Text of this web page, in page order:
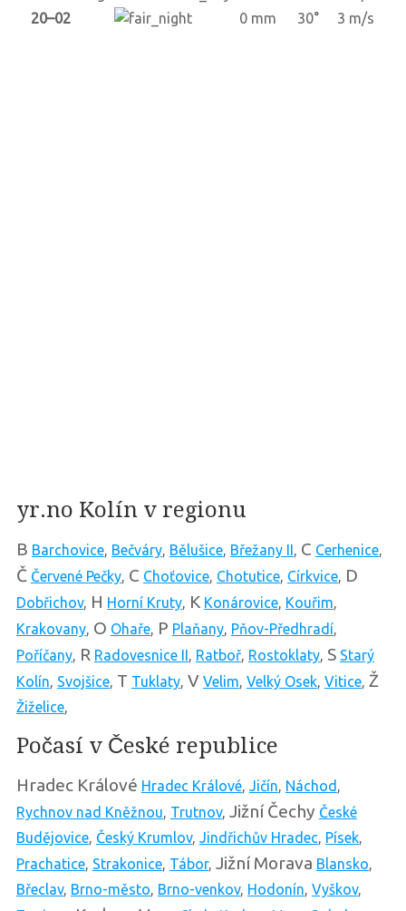
20–02
0 mm 30° 3 m/s
yr.no Kolín v regionu
B Barchovice, Bečváry, Bělušice, Břežany II, C Cerhenice,
Č Červené Pečky, C Choťovice, Chotutice, Církvice, D
Dobřichov, H Horní Kruty, K Konárovice, Kouřim,
Krakovany, O Ohaře, P Plaňany, Pňov-Předhradí,
Poříčany, R Radovesnice II, Ratboř, Rostoklaty, S Starý
Kolín, Svojšice, T Tuklaty, V Velim, Velký Osek, Vitice, Ž
Žiželice,
Počasí v České republice
Hradec Králové Hradec Králové, Jičín, Náchod ,
Rychnov nad Kněžnou, Trutnov, Jižní Čechy České
Budějovice, Český Krumlov, Jindřichův Hradec, Písek,
Prachatice, Strakonice, Tábor, Jižní Morava Blansko,
Břeclav, Brno-město, Brno-venkov, Hodonín, Vyškov,